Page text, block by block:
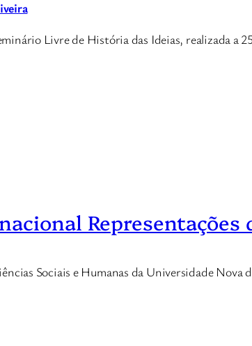
Livre de História das Ideias, realizada a
Representações
Sociais e Humanas da Universidade